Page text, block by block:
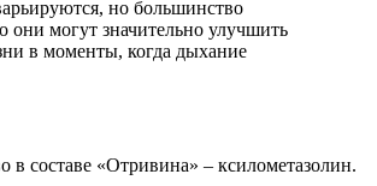
но большинство
они могут значительно улучшить
в моменты, когда дыхание
в составе «Отривина» – ксилометазолин.